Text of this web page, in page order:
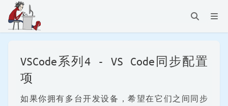
VSCode系列4 - VS Code同步配置
项
如果你拥有多台开发设备，希望在它们之间同步